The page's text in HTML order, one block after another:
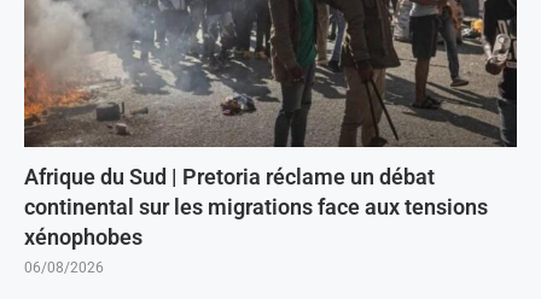
Afrique du Sud | Pretoria réclame un débat
continental sur les migrations face aux tensions
xénophobes
06/08/2026